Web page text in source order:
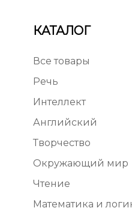
КАТАЛОГ
Все товары
Речь
Интеллект
Английский
Творчество
Окружающий мир
Чтение
Математика и